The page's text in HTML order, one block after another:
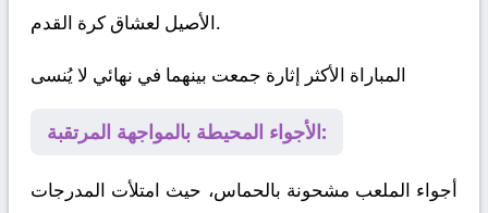
الأصيل لعشاق كرة القدم.
المباراة الأكثر إثارة جمعت بينهما في نهائي لا يُنسى
الأجواء المحيطة بالمواجهة المرتقبة:
أجواء الملعب مشحونة بالحماس، حيث امتلأت المدرجات